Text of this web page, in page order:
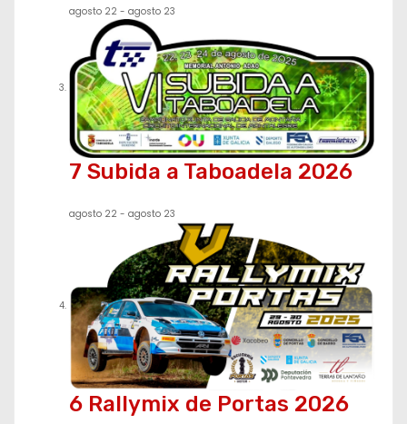
agosto 22 - agosto 23
7 Subida a Taboadela 2026
agosto 22 - agosto 23
6 Rallymix de Portas 2026